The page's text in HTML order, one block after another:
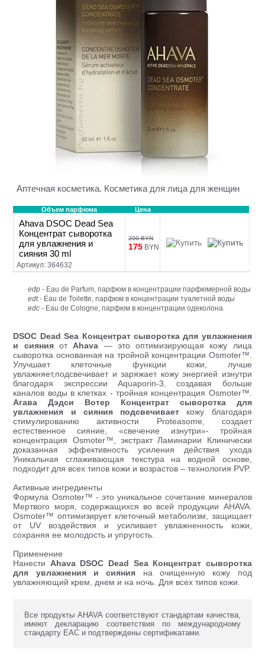
Аптечная косметика. Косметика для лица для женщин
Объем парфюма Цена
Ahava DSOC Dead Sea
Концентрат сыворотка
для увлажнения и
сияния 30 ml
Артикул: 364632
200 BYN
175 BYN
edp - Eau de Parfum, парфюм в концентрации парфюмерной воды
edt- Eau de Toilette, парфюм в концентрации туалетной воды
edc - Eau de Cologne, парфюм в концентрации одеколона
DSOC Dead Sea Концентрат сыворотка для увлажнения
и сиянияот Ahava — это оптимизирующая кожу лица
сыворотка основанная на тройной концентрации Osmoter™.
Улучшает клеточные функции кожи, лучше
увлажняет,подсвечивает и заряжает кожу энергией изнутри
благодаря экспрессии Aquaporin-3, создавая больше
каналов воды в клетках - тройная концентрация Osmoter™.
Агава Дэдси Вотер Концентрат сыворотка для
увлажнения и сияния подсвечивает кожу благодаря
стимулированию активности Proteasome, создает
естественное сияние, «свечение изнутри»- тройная
концентрация Osmoter™, экстракт Ламинарии Клинически
доказанная эффективность усиления действия ухода
Уникальная сглаживающая текстура на водной основе,
подходит для всех типов кожи и возрастов – технология PVP.
Активные ингредиенты
Формула Osmoter™ - это уникальное сочетание минералов
Мертвого моря, содержащихся во всей продукции AHAVA.
Osmoter™ оптимизирует клеточный метаболизм, защищает
от UV воздействия и усиливает увлажненность кожи,
сохраняя ее молодость и упругость.
Применение
Нанести Ahava DSOC Dead Sea Концентрат сыворотка
для увлажнения и сияния на очищенную кожу под
увлажняющий крем, днем и на ночь. Для всех типов кожи.
Все продукты AHAVA соответствуют стандартам качества,
имеют декларацию соответствия по международному
стандарту ЕАС и подтверждены сертификатами.